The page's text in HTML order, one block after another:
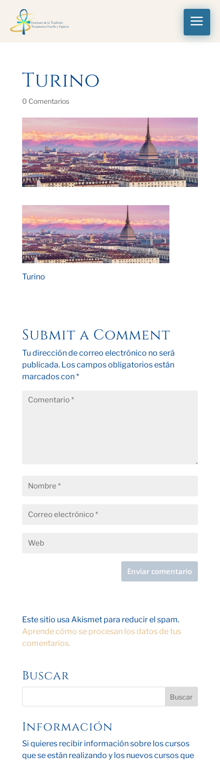
a
Turino
0 Comentarios
Turino
Submit a Comment
Tu dirección de correo electrónico no será
publicada. Los campos obligatorios están
marcados con*
Este sitio usa Akismet para reducir el spam.
Aprende cómo se procesan los datos de tus
comentarios.
Buscar
Información
Si quieres recibir información sobre los cursos
que se están realizando y los nuevos cursos que